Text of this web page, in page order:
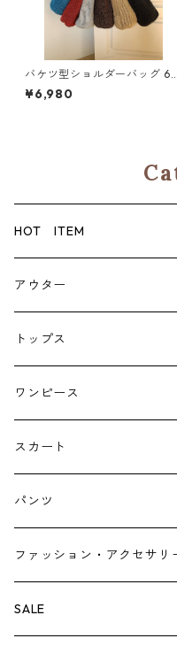
バケツ型ショルダーバッグ 6c
ol H 260109
¥6,980
HOT ITEM
アウター
コート
ジャケット
トップス
ブラウス・シャツ
Tシャツ・スウェット・パー
ニット・カーディガン
ベスト・ジレ
ワンピース
キャミソールワンピース
ジャンパースカート
スカート
ペチスカート
パンツ
レギンス
ペチパンツ
ファッション・アクセサリ
バック
SALE